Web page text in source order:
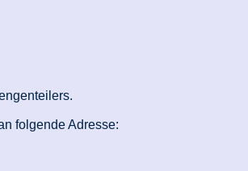
folgende Adresse: